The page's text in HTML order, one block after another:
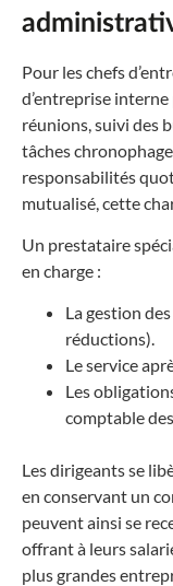
Pour les chefs
d’entreprise interne
réunions, suivi des
tâches
responsabilités
mutualisé, cette
Un prestataire
en charge :
La gestion
réductions).
Le service
Les
comptable
Les dirigeants se
en conservant un
peuvent ainsi se
offrant à leurs
plus grandes